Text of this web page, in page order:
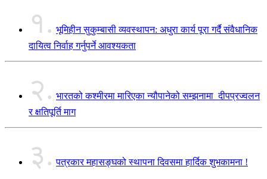
१. भूमिहीन सुकुम्बासी व्यवस्थापन: अधुरा कार्य पूरा गर्दै संवैधानिक
दायित्व निर्वाह गर्नुपर्ने आवश्यकता
२. भारतको कश्मीरमा मारिएका न्यौपानेको सम्झनामा दीपप्रज्वलन
र क्षतिपूर्ति माग
३. पत्रकार महासङ्घको स्थापना दिवसमा हार्दिक शुभकामना !